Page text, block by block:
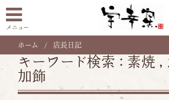
メニュー
ホーム 店長日記
キーワード検索 : 素焼 ,
加飾